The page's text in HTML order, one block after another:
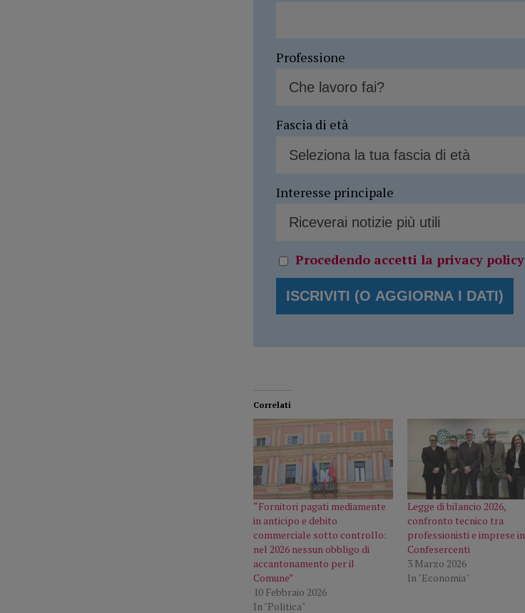
Professione
Fascia di età
Interesse principale
Procedendo accetti la privacy policy
Correlati
“Fornitori pagati mediamente
in anticipo e debito
commerciale sotto controllo:
nel 2026 nessun obbligo di
accantonamento per il
Comune”
10 Febbraio 2026
In "Politica"
Legge di bilancio 2026,
confronto tecnico tra
professionisti e imprese in
Confesercenti
3 Marzo 2026
In "Economia"